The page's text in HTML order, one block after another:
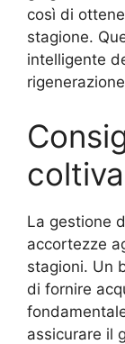
così di
stagione.
intelligente
La gestione
accortezze
stagioni. Un
di fornire
assicurare il